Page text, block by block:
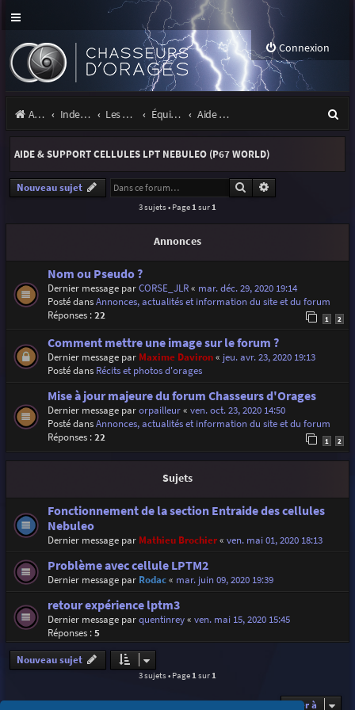
Connexion
Accueil Index du forum Les orages Équipement Aide & support cellules LPT Nebuleo (P67 World)
e
r
AIDE & SUPPORT CELLULES LPT NEBULEO (P67 WORLD)
Nouveau sujet Rechercher
3 sujets • Page 1 sur 1
Annonces
Nom ou Pseudo ?
Dernier message parCORSE_JLR« mar. déc. 29, 2020 19:14
Posté dansAnnonces, actualités et information du site et du forum
Réponses :22 1 2
Comment mettre une image sur le forum ?
Dernier message par Maxime Daviron« jeu. avr. 23, 2020 19:13
Posté dans Récits et photos d'orages
Mise à jour majeure du forum Chasseurs d'Orages
Dernier message parorpailleur« ven. oct. 23, 2020 14:50
Posté dansAnnonces, actualités et information du site et du forum
Réponses :22 1 2
Sujets
Fonctionnement de la section Entraide des cellules
Nebuleo
Dernier message par Mathieu Brochier« ven. mai 01, 2020 18:13
Problème avec cellule LPTM2
Dernier message par Rodac« mar. juin 09, 2020 19:39
retour expérience lptm3
Dernier message parquentinrey« ven. mai 15, 2020 15:45
Réponses :5
Nouveau sujet
3 sujets • Page1sur1
Aller à